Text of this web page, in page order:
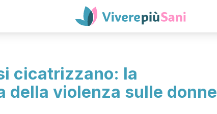
cicatrizzano: la
della violenza sulle donne